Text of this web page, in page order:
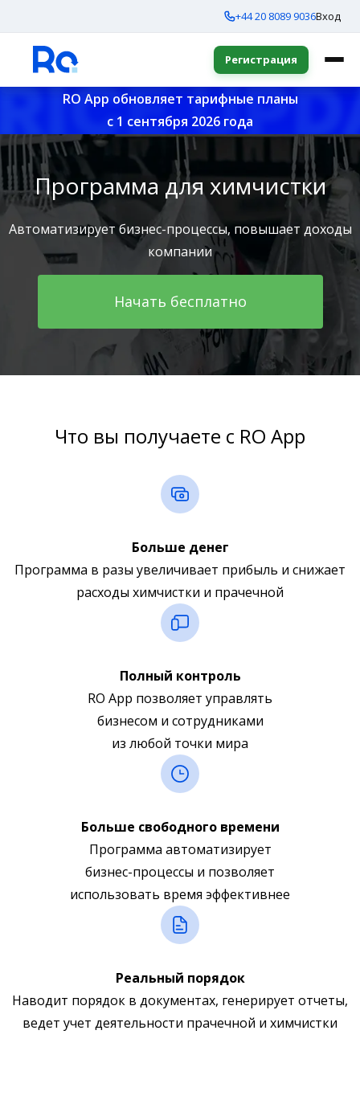
+44 20 8089 9036Вход
Регистрация
RO App обновляет тарифные планы
с 1 сентября 2026 года
Программа для химчистки
Автоматизирует бизнес-процессы, повышает доходы
компании
Начать бесплатно
Что вы получаете с RO App
Больше денег
Программа в разы увеличивает прибыль и снижает
расходы химчистки и прачечной
Полный контроль
RO App позволяет управлять
бизнесом и сотрудниками
из любой точки мира
Больше свободного времени
Программа автоматизирует
бизнес-процессы и позволяет
использовать время эффективнее
Реальный порядок
Наводит порядок в документах, генерирует отчеты,
ведет учет деятельности прачечной и химчистки